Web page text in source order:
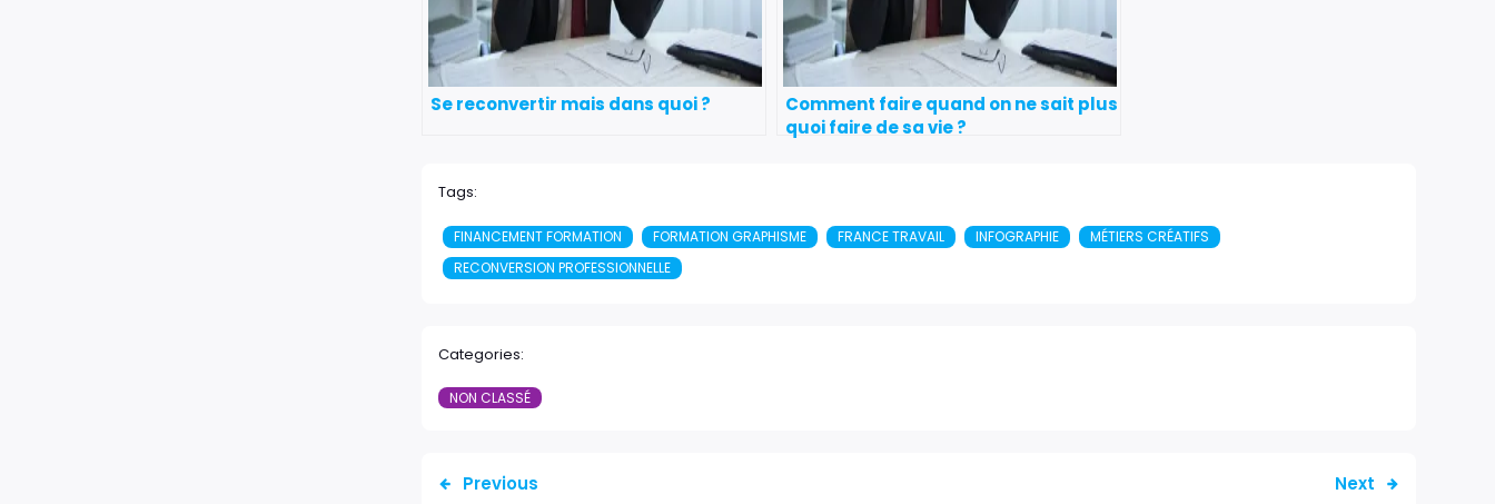
Se reconvertir mais dans quoi ?
Comment faire quand on ne sait plus
quoi faire de sa vie ?
Tags:
FINANCEMENT FORMATION FORMATION GRAPHISME FRANCE TRAVAIL INFOGRAPHIE
MÉTIERS CRÉATIFS
RECONVERSION PROFESSIONNELLE
Categories:
NON CLASSÉ
Previous Next